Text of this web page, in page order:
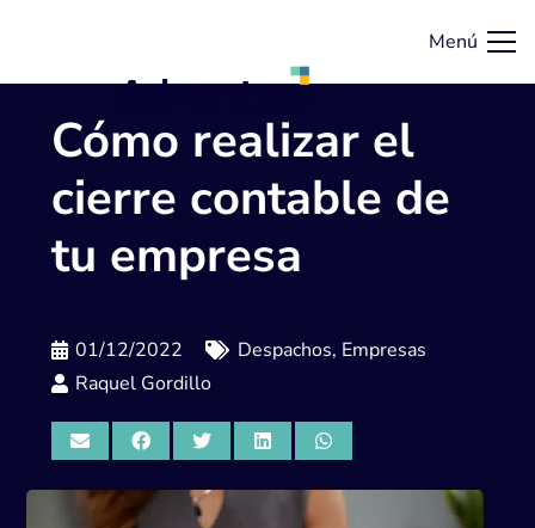
Menú
Cómo realizar el
cierre contable de
tu empresa
01/12/2022 Despachos, Empresas
Raquel Gordillo